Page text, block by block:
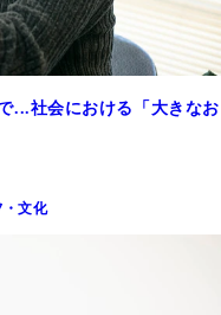
...社会における「大きなお
・文化